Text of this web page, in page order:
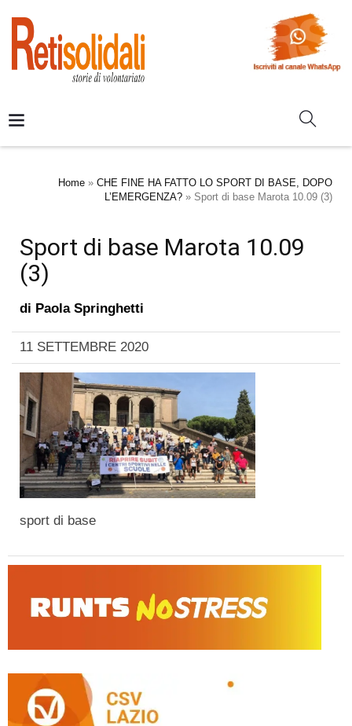
Home » CHE FINE HA FATTO LO SPORT DI BASE, DOPO
L’EMERGENZA? » Sport di base Marota 10.09 (3)
Sport di base Marota 10.09
(3)
di Paola Springhetti
11 SETTEMBRE 2020
sport di base